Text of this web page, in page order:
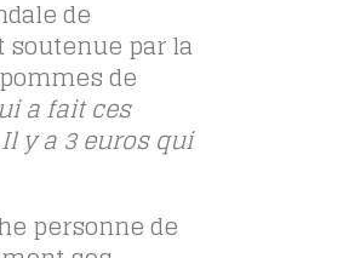
de
par la
de
a fait ces
y a 3 euros qui
personne de